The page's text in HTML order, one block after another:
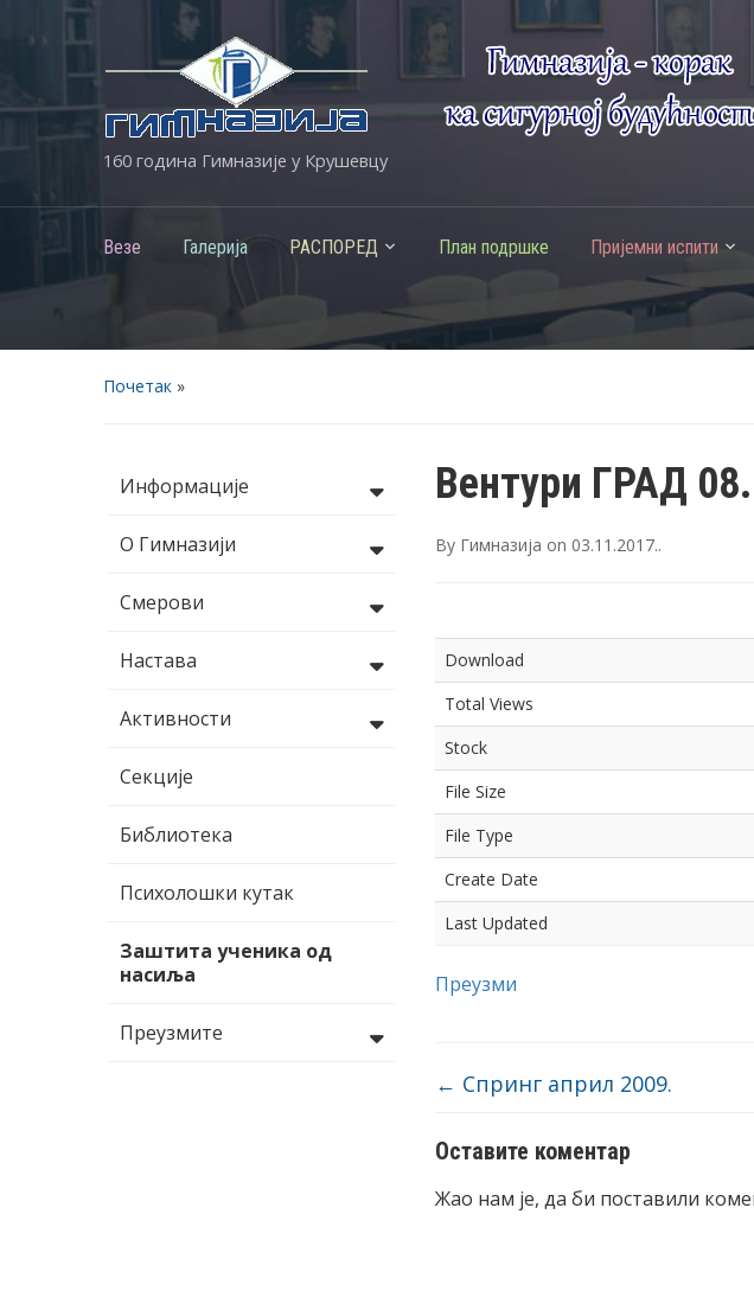
160 година Гимназије у Крушевцу
Везе Галерија РАСПОРЕД План подршке Пријемни испити
Почетак »
Информације
О Гимназији
Смерови
Настава
Активности
Секције
Библиотека
Психолошки кутак
Заштита ученика од
насиља
Преузмите
Вентури ГРАД
By Гимназија on 03.11.2017..
Download
Total Views
Stock
File Size
File Type
Create Date
Last Updated
Преузми
← Спринг април 2009.
Оставите коментар
Жао нам је, да би поставили